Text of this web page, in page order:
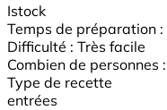
Istock
Temps de préparation :
Difficulté : Très facile
Combien de personnes :
Type de recette
entrées